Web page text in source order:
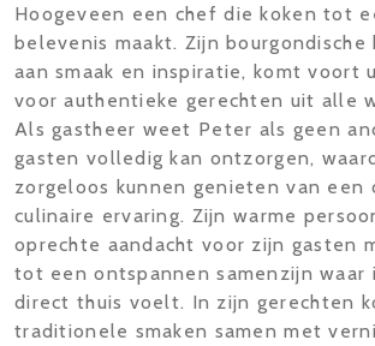
Hoogeveen een chef die koken tot
belevenis maakt. Zijn bourgondische
aan smaak en inspiratie, komt voort
voor authentieke gerechten uit alle
Als gastheer weet Peter als geen
gasten volledig kan ontzorgen,
zorgeloos kunnen genieten van een
culinaire ervaring. Zijn warme
oprechte aandacht voor zijn gasten
tot een ontspannen samenzijn waar
direct thuis voelt. In zijn gerechten
traditionele smaken samen met